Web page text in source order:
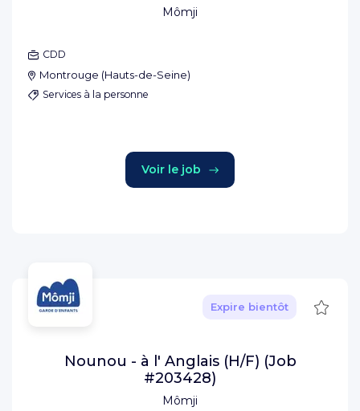
Mômji
CDD
Montrouge (Hauts-de-Seine)
Services à la personne
Voir le job
Mômji
Expire bientôt
Nounou - à l' Anglais (H/F) (Job
#203428)